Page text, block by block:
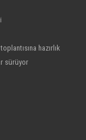
hazırlık
sürüyor